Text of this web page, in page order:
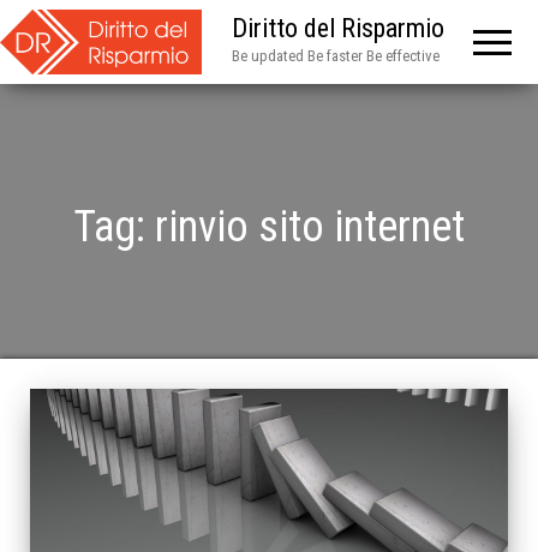
Diritto del Risparmio
Be updated Be faster Be effective
Tag: rinvio sito internet